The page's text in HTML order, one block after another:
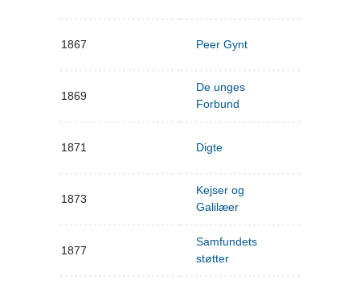
1867 Peer Gynt
1869
De unges
Forbund
1871 Digte
1873
Kejser og
Galilæer
1877
Samfundets
støtter